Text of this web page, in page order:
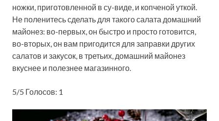
ножки, приготовленной в су-виде, и копченой уткой.
Не поленитесь сделать для такого салата домашний
майонез: во-первых, он быстро и просто готовится,
во-вторых, он вам пригодится для заправки других
салатов и закусок, в третьих, домашний майонез
вкуснее и полезнее магазинного.
5/5 Голосов: 1